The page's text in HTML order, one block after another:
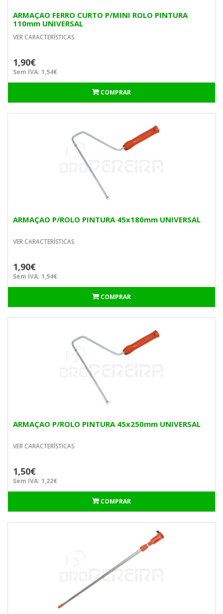
ARMAÇAO FERRO CURTO P/MINI ROLO PINTURA
110mm UNIVERSAL
VER CARACTERÍSTICAS
1,90€
Sem IVA: 1,54€
COMPRAR
ARMAÇAO P/ROLO PINTURA 45x180mm UNIVERSAL
VER CARACTERÍSTICAS
1,90€
Sem IVA: 1,54€
COMPRAR
ARMAÇAO P/ROLO PINTURA 45x250mm UNIVERSAL
VER CARACTERÍSTICAS
1,50€
Sem IVA: 1,22€
COMPRAR